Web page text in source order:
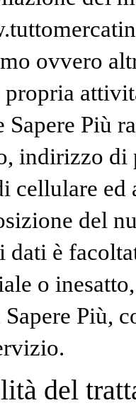
ovvero
Sapere Più
indirizzo di
cellulare
del
dati è
o
Sapere Più,
del